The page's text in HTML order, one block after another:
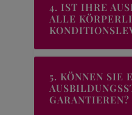
4. IST IHRE
ALLE
5. KÖNNEN SIE
GARANTIEREN?